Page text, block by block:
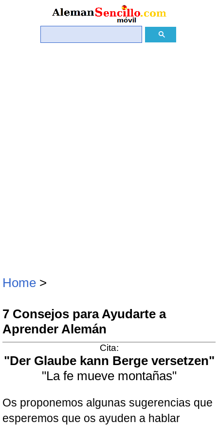
Home >
7 Consejos para Ayudarte a
Aprender Alemán
Cita:
"Der Glaube kann Berge versetzen"
"La fe mueve montañas"
Os proponemos algunas sugerencias que
esperemos que os ayuden a hablar